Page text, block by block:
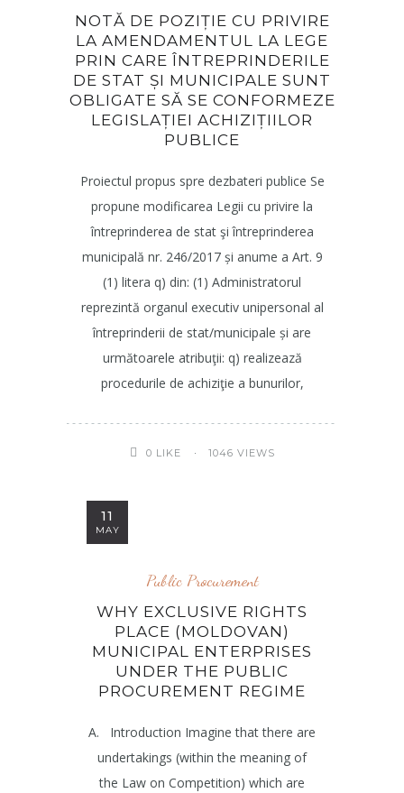
NOTĂ DE POZIȚIE CU PRIVIRE
LA AMENDAMENTUL LA LEGE
PRIN CARE ÎNTREPRINDERILE
DE STAT ȘI MUNICIPALE SUNT
OBLIGATE SĂ SE CONFORMEZE
LEGISLAȚIEI ACHIZIȚIILOR
PUBLICE
Proiectul propus spre dezbateri publice Se
propune modificarea Legii cu privire la
întreprinderea de stat şi întreprinderea
municipală nr. 246/2017 și anume a Art. 9
(1) litera q) din: (1) Administratorul
reprezintă organul executiv unipersonal al
întreprinderii de stat/municipale și are
următoarele atribuţii: q) realizează
procedurile de achiziţie a bunurilor,
0 LIKE 1046 VIEWS
11
MAY
Public Procurement
WHY EXCLUSIVE RIGHTS
PLACE (MOLDOVAN)
MUNICIPAL ENTERPRISES
UNDER THE PUBLIC
PROCUREMENT REGIME
A. Introduction Imagine that there are
undertakings (within the meaning of
the Law on Competition) which are